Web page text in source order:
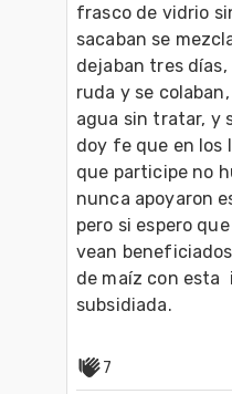
frasco de vidrio
sacaban se
dejaban tres
ruda y se
agua sin tratar, y
doy fe que en los
que participe no
nunca apoyaron
pero si espero
vean
de maíz con esta
subsidiada.
7